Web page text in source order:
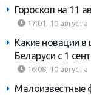
Гороскоп на 11
17:01, 10 августа
Какие новации
Беларуси с 1
16:08, 10 августа
Малоизвестные